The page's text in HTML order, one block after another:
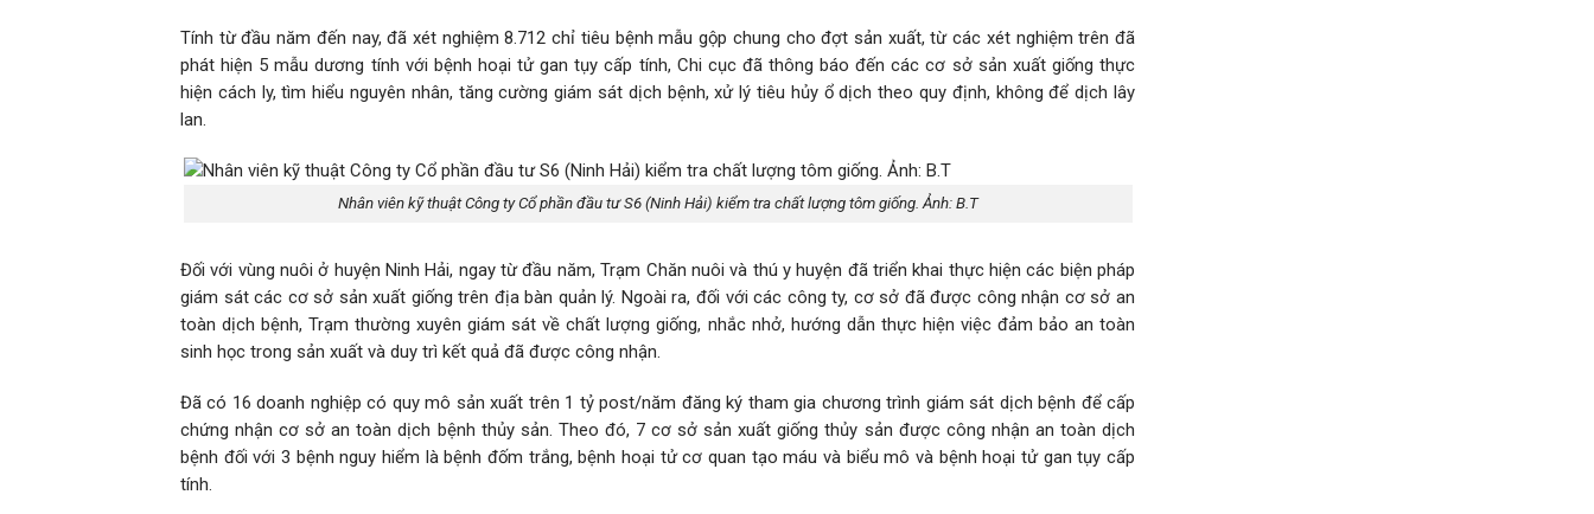
Tính từ đầu năm đến nay, đã xét nghiệm 8.712 chỉ tiêu bệnh mẫu gộp chung cho đợt sản xuất, từ các xét nghiệm trên đã
phát hiện 5 mẫu dương tính với bệnh hoại tử gan tụy cấp tính, Chi cục đã thông báo đến các cơ sở sản xuất giống thực
hiện cách ly, tìm hiểu nguyên nhân, tăng cường giám sát dịch bệnh, xử lý tiêu hủy ổ dịch theo quy định, không để dịch lây
lan.
Nhân viên kỹ thuật Công ty Cổ phần đầu tư S6 (Ninh Hải) kiểm tra chất lượng tôm giống. Ảnh: B.T
Đối với vùng nuôi ở huyện Ninh Hải, ngay từ đầu năm, Trạm Chăn nuôi và thú y huyện đã triển khai thực hiện các biện pháp
giám sát các cơ sở sản xuất giống trên địa bàn quản lý. Ngoài ra, đối với các công ty, cơ sở đã được công nhận cơ sở an
toàn dịch bệnh, Trạm thường xuyên giám sát về chất lượng giống, nhắc nhở, hướng dẫn thực hiện việc đảm bảo an toàn
sinh học trong sản xuất và duy trì kết quả đã được công nhận.
Đã có 16 doanh nghiệp có quy mô sản xuất trên 1 tỷ post/năm đăng ký tham gia chương trình giám sát dịch bệnh để cấp
chứng nhận cơ sở an toàn dịch bệnh thủy sản. Theo đó, 7 cơ sở sản xuất giống thủy sản được công nhận an toàn dịch
bệnh đối với 3 bệnh nguy hiểm là bệnh đốm trắng, bệnh hoại tử cơ quan tạo máu và biểu mô và bệnh hoại tử gan tụy cấp
tính.